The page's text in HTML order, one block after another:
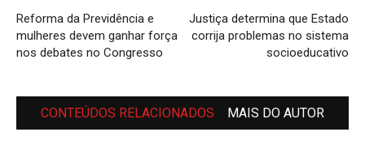
Reforma da Previdência e
mulheres devem ganhar força
nos debates no Congresso
Justiça determina que Estado
corrija problemas no sistema
socioeducativo
CONTEÚDOS RELACIONADOS MAIS DO AUTOR